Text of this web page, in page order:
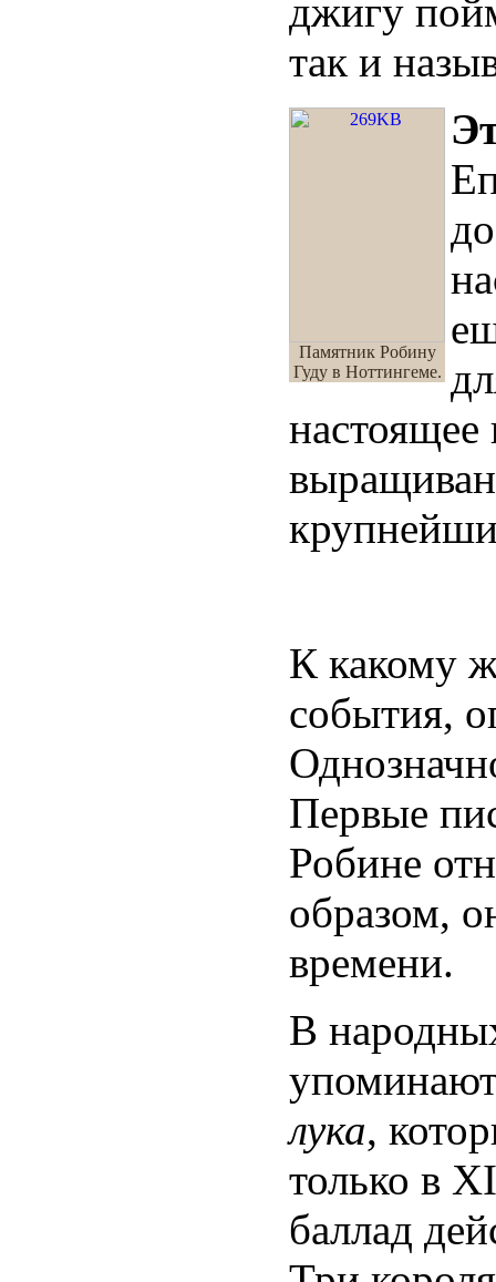
джигу
так и
Памятник Робину
Гуду в Ноттингеме.
настоящее
К какому
события,
Первые
Робине
образом,
времени.
В
лука,
только в
баллад